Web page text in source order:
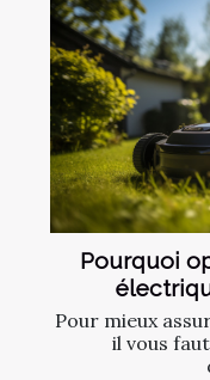
Pourquoi
Pour mieux
il vous